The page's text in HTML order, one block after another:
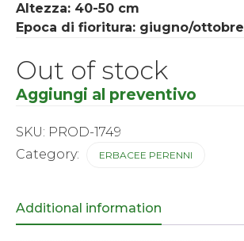
Altezza: 40-50 cm
Epoca di fioritura: giugno/ottobre
Out of stock
Aggiungi al preventivo
SKU: PROD-1749
Category:
ERBACEE PERENNI
Additional information